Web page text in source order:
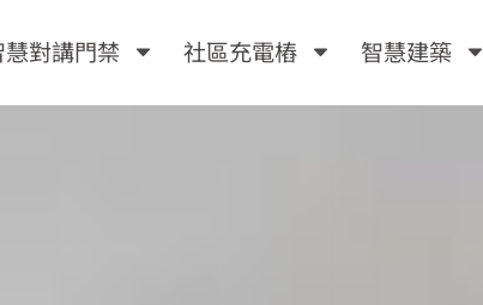
慧對講門禁 社區充電樁 智慧建築